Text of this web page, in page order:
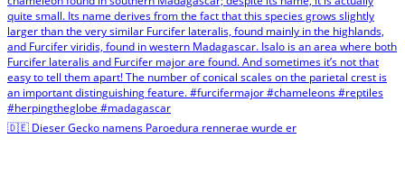
🇩🇪 Dieser Gecko namens Paroedura rennerae wurde er